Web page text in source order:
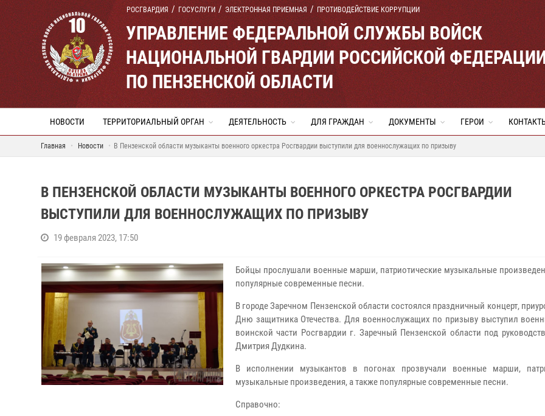
РОСГВАРДИЯ ГОСУСЛУГИ ЭЛЕКТРОННАЯ ПРИЕМНАЯ ПРОТИВОДЕЙСТВИЕ КОРРУПЦИИ
УПРАВЛЕНИЕ ФЕДЕРАЛЬНОЙ СЛУЖБЫ ВОЙСК
НАЦИОНАЛЬНОЙ ГВАРДИИ РОССИЙСКОЙ
ПО ПЕНЗЕНСКОЙ ОБЛАСТИ
НОВОСТИ ТЕРРИТОРИАЛЬНЫЙ ОРГАН ДЕЯТЕЛЬНОСТЬ ДЛЯ ГРАЖДАН ДОКУМЕНТЫ ГЕРОИ
Главная Новости В Пензенской области музыканты военного оркестра Росгвардии выступили для военнослужащих по призыву
В ПЕНЗЕНСКОЙ ОБЛАСТИ МУЗЫКАНТЫ ВОЕННОГО ОРКЕСТРА РОСГВАРДИИ
ВЫСТУПИЛИ ДЛЯ ВОЕННОСЛУЖАЩИХ ПО ПРИЗЫВУ
19 февраля 2023, 17:50
Бойцы прослушали военные марши, патриотические музыкальные
популярные современные песни.
В городе Заречном Пензенской области состоялся праздничный концерт,
Дню защитника Отечества. Для военнослужащих по призыву выступил
воинской части Росгвардии г. Заречный Пензенской области под
Дмитрия Дудкина.
В исполнении музыкантов в погонах прозвучали военные марши,
музыкальные произведения, а также популярные современные песни.
Справочно: